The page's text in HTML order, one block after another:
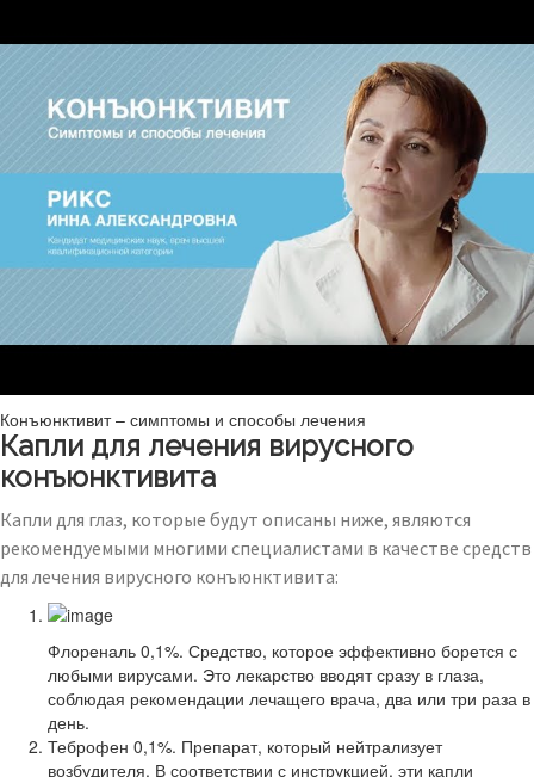
Конъюнктивит – симптомы и способы лечения
Капли для лечения вирусного
конъюнктивита
Капли для глаз, которые будут описаны ниже, являются
рекомендуемыми многими специалистами в качестве средств
для лечения вирусного конъюнктивита:
Флореналь 0,1%. Средство, которое эффективно борется с
любыми вирусами. Это лекарство вводят сразу в глаза,
соблюдая рекомендации лечащего врача, два или три раза в
день.
Теброфен 0,1%. Препарат, который нейтрализует
возбудителя. В соответствии с инструкцией, эти капли